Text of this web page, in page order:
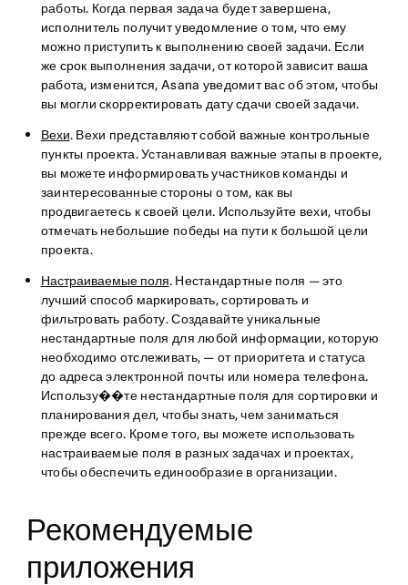
работы. Когда первая задача будет завершена,
исполнитель получит уведомление о том, что ему
можно приступить к выполнению своей задачи. Если
же срок выполнения задачи, от которой зависит ваша
работа, изменится, Asana уведомит вас об этом, чтобы
вы могли скорректировать дату сдачи своей задачи.
Вехи. Вехи представляют собой важные контрольные
пункты проекта. Устанавливая важные этапы в проекте,
вы можете информировать участников команды и
заинтересованные стороны о том, как вы
продвигаетесь к своей цели. Используйте вехи, чтобы
отмечать небольшие победы на пути к большой цели
проекта.
Настраиваемые поля. Нестандартные поля — это
лучший способ маркировать, сортировать и
фильтровать работу. Создавайте уникальные
нестандартные поля для любой информации, которую
необходимо отслеживать, — от приоритета и статуса
до адреса электронной почты или номера телефона.
Использу��те нестандартные поля для сортировки и
планирования дел, чтобы знать, чем заниматься
прежде всего. Кроме того, вы можете использовать
настраиваемые поля в разных задачах и проектах,
чтобы обеспечить единообразие в организации.
Рекомендуемые
приложения